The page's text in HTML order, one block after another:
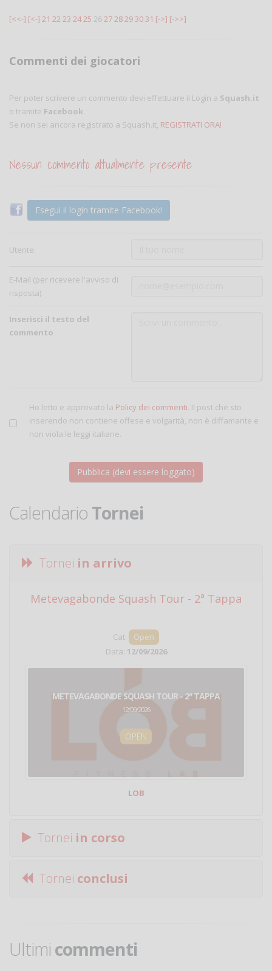
[<<-] [<-] 21 22 23 24 25 26 27 28 29 30 31 [->] [->>]
Commenti dei giocatori
Per poter scrivere un commento devi effettuare il Login a Squash.it
o tramite Facebook
Se non sei ancora registrato a Squash.it, REGISTRATI ORA!
Nessun commento attualmente presente
Esegui il login tramite Facebook!
Utente:
E-Mail (per ricevere l'avviso di
risposta)
Inserisci il testo del
commento
Ho letto e approvato la Policy dei commenti . Il post che sto
inserendo non contiene offese e volgarità, non è diffamante e
non viola le leggi italiane.
Calendario Tornei
Tornei in arrivo
Metevagabonde Squash Tour - 2ª Tappa
Cat:
Open
Data: 12/09/2026
METEVAGABONDE SQUASH TOUR - 2ª TAPPA
12/09/2026
OPEN
LOB
Tornei in corso
Tornei conclusi
Ultimi commenti